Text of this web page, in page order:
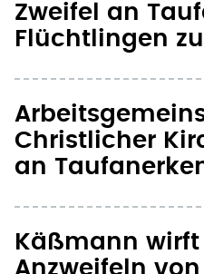
Zweifel an
Flüchtlingen
Christlicher
an
Käßmann
Anzweifeln